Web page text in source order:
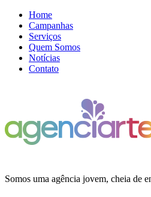
Home
Campanhas
Serviços
Quem Somos
Notícias
Contato
Somos uma agência jovem, cheia de